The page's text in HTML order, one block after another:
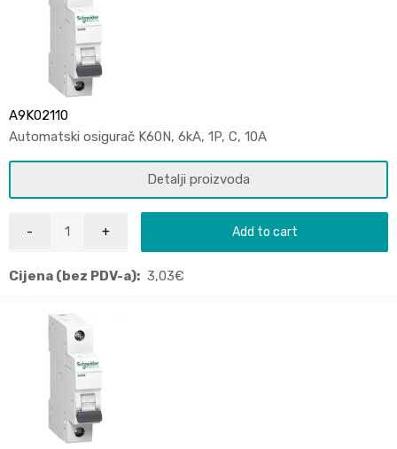
A9K02110
Automatski osigurač K60N, 6kA, 1P, C, 10A
Detalji proizvoda
Add to cart
Cijena (bez PDV-a): 3,03€